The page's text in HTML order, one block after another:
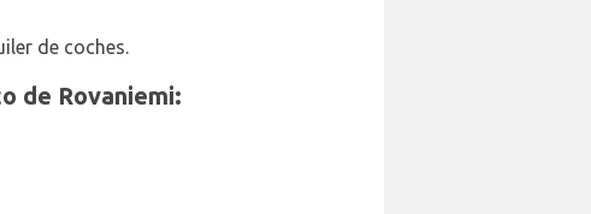
de coches.
de Rovaniemi: